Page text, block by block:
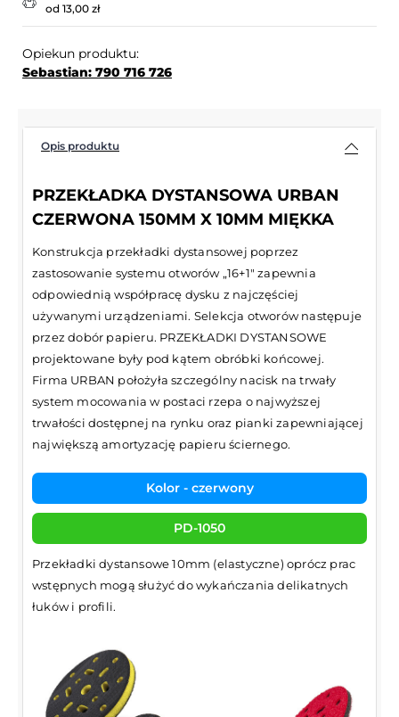
od 13,00 zł
Opiekun produktu:
Sebastian: 790 716 726
Opis produktu
PRZEKŁADKA DYSTANSOWA URBAN
CZERWONA 150MM X 10MM MIĘKKA
Konstrukcja przekładki dystansowej poprzez
zastosowanie systemu otworów „16+1″ zapewnia
odpowiednią współpracę dysku z najczęściej
używanymi urządzeniami. Selekcja otworów następuje
przez dobór papieru. PRZEKŁADKI DYSTANSOWE
projektowane były pod kątem obróbki końcowej.
Firma URBAN położyła szczególny nacisk na trwały
system mocowania w postaci rzepa o najwyższej
trwałości dostępnej na rynku oraz pianki zapewniającej
największą amortyzację papieru ściernego.
Kolor - czerwony
PD-1050
Przekładki dystansowe 10mm (elastyczne) oprócz prac
wstępnych mogą służyć do wykańczania delikatnych
łuków i profili.